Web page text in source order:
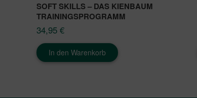
SOFT SKILLS – DAS KIENBAUM
TRAININGSPROGRAMM
34,95 €
In den Warenkorb